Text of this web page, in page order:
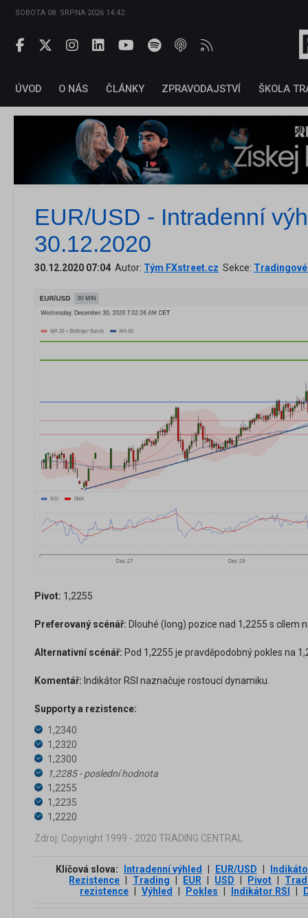
SOBOTA 08. SRPNA 2026 14:42
ÚVOD O NÁS ČLÁNKY ZPRAVODAJSTVÍ ŠKOLA
EUR/USD - Intradenní
30.12.2020
30.12.2020 07:04 Autor: Tým FXstreet.cz Sekce: Tradingové
Pivot: 1,2255
Preferovaný scénář: Dlouhé (long) pozice nad 1,2255 s cílem
Alternativní scénář: Pod 1,2255 je pravděpodobný pokles na
Komentář: Indikátor RSI naznačuje rostoucí dynamiku.
Supporty a rezistence:
1,2340
1,2320
1,2300
1,2285 - poslední hodnota
1,2255
1,2235
1,2220
Zdroj: Copyright 1999 - 2020 TRADING CENTRAL
Klíčová slova: Intradenní výhled EUR/USD
Rezistence
Trading EUR USD Pivot
rezistence
Výhled Pokles Indikátor RSI